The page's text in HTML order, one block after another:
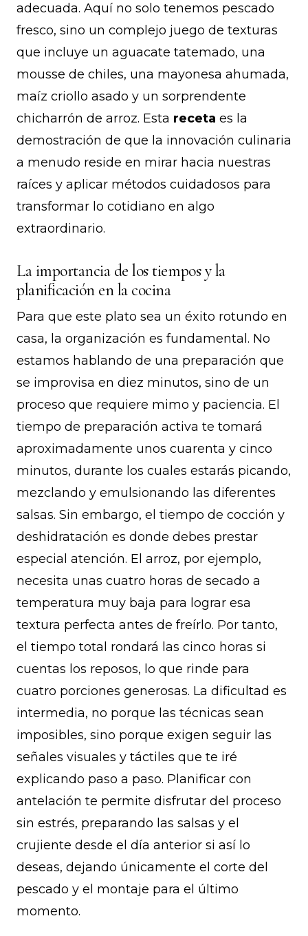
adecuada. Aquí no solo tenemos pescado
fresco, sino un complejo juego de texturas
que incluye un aguacate tatemado, una
mousse de chiles, una mayonesa ahumada,
maíz criollo asado y un sorprendente
chicharrón de arroz. Esta receta es la
demostración de que la innovación culinaria
a menudo reside en mirar hacia nuestras
raíces y aplicar métodos cuidadosos para
transformar lo cotidiano en algo
extraordinario.
La importancia de los tiempos y la
planificación en la cocina
Para que este plato sea un éxito rotundo en
casa, la organización es fundamental. No
estamos hablando de una preparación que
se improvisa en diez minutos, sino de un
proceso que requiere mimo y paciencia. El
tiempo de preparación activa te tomará
aproximadamente unos cuarenta y cinco
minutos, durante los cuales estarás picando,
mezclando y emulsionando las diferentes
salsas. Sin embargo, el tiempo de cocción y
deshidratación es donde debes prestar
especial atención. El arroz, por ejemplo,
necesita unas cuatro horas de secado a
temperatura muy baja para lograr esa
textura perfecta antes de freírlo. Por tanto,
el tiempo total rondará las cinco horas si
cuentas los reposos, lo que rinde para
cuatro porciones generosas. La dificultad es
intermedia, no porque las técnicas sean
imposibles, sino porque exigen seguir las
señales visuales y táctiles que te iré
explicando paso a paso. Planificar con
antelación te permite disfrutar del proceso
sin estrés, preparando las salsas y el
crujiente desde el día anterior si así lo
deseas, dejando únicamente el corte del
pescado y el montaje para el último
momento.